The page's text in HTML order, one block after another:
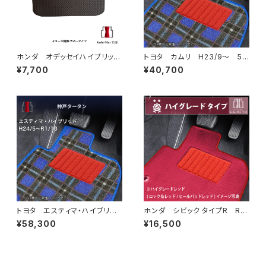
ホンダ オデッセイハイブリッ
ド R5/12〜 RC5 アンダー
ラゲッジマット トランクマッ
¥7,700
トヨタ カムリ H23/9〜 5
0/70系 フロアマット一式 カ
ーマット 神戸タータン 特別
¥40,700
トヨタ エスティマ・ハイブリッ
ド H24/5〜R1/10（後期） 20
系 フロアマット一式 カーマッ
¥58,300
ホンダ シビック タイプR R4/
9〜 FL5 フロアマット一式
カーマット ハイグレードタイプ
¥16,500